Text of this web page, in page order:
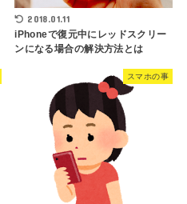
2018.01.11
iPhoneで復元中にレッドスクリー
ンになる場合の解決方法とは
スマホの事